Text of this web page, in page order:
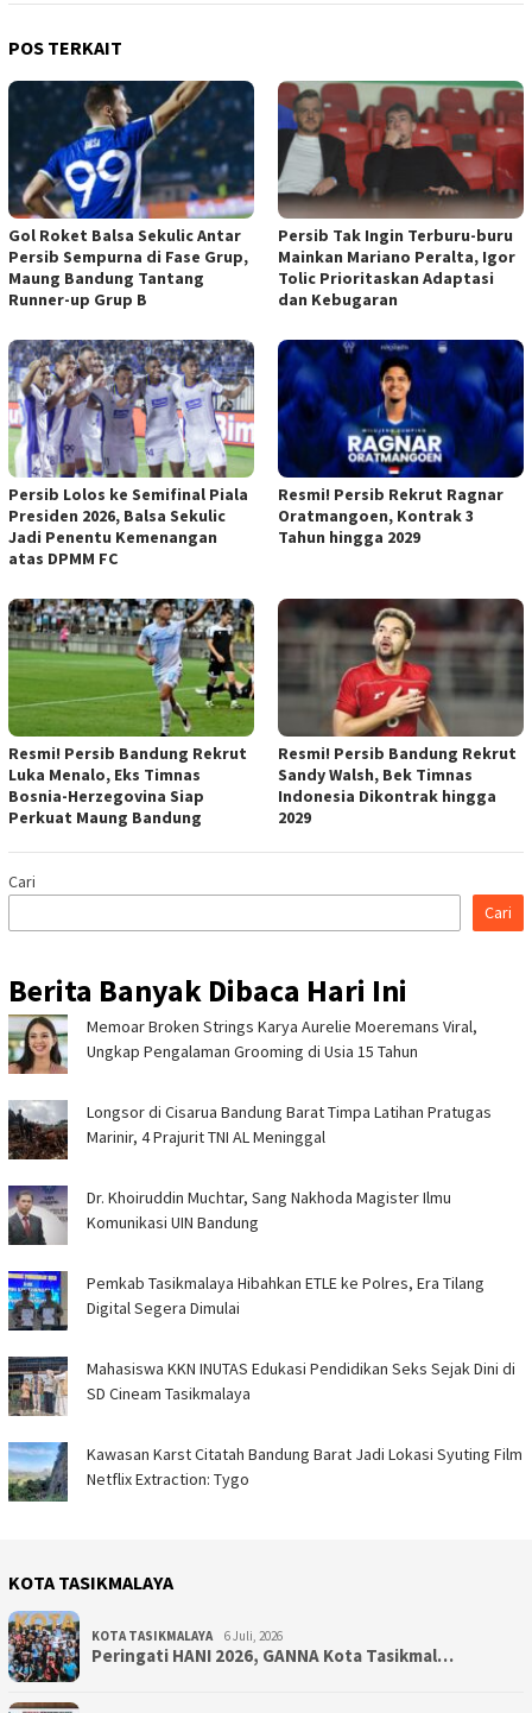
POS TERKAIT
Gol Roket Balsa Sekulic Antar
Persib Sempurna di Fase Grup,
Maung Bandung Tantang
Runner-up Grup B
Persib Tak Ingin Terburu-buru
Mainkan Mariano Peralta, Igor
Tolic Prioritaskan Adaptasi
dan Kebugaran
Persib Lolos ke Semifinal Piala
Presiden 2026, Balsa Sekulic
Jadi Penentu Kemenangan
atas DPMM FC
Resmi! Persib Rekrut Ragnar
Oratmangoen, Kontrak 3
Tahun hingga 2029
Resmi! Persib Bandung Rekrut
Luka Menalo, Eks Timnas
Bosnia-Herzegovina Siap
Perkuat Maung Bandung
Resmi! Persib Bandung Rekrut
Sandy Walsh, Bek Timnas
Indonesia Dikontrak hingga
2029
Cari
Cari
Berita Banyak Dibaca Hari Ini
Memoar Broken Strings Karya Aurelie Moeremans Viral,
Ungkap Pengalaman Grooming di Usia 15 Tahun
Longsor di Cisarua Bandung Barat Timpa Latihan Pra­tugas
Marinir, 4 Prajurit TNI AL Meninggal
Dr. Khoiruddin Muchtar, Sang Nakhoda Magister Ilmu
Komunikasi UIN Bandung
Pemkab Tasikmalaya Hibahkan ETLE ke Polres, Era Tilang
Digital Segera Dimulai
Mahasiswa KKN INUTAS Edukasi Pendidikan Seks Sejak Dini di
SD Cineam Tasikmalaya
Kawasan Karst Citatah Bandung Barat Jadi Lokasi Syuting Film
Netflix Extraction: Tygo
KOTA TASIKMALAYA
KOTA TASIKMALAYA 6 Juli, 2026
Peringati HANI 2026, GANNA Kota Tasikmal…